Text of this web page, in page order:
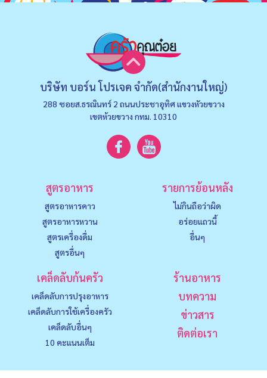
บริษัท บอร์น โปรเจค จำกัด(สำนักงานใหญ่)
288 ซอยส.ธรณินทร์ 2 ถนนประชาอุทิศ แขวงหัวยขวาง
เขตห้วยขวาง กทม. 10310
สูตรอาหาร
สูตรอาหารคาว
สูตรอาหารหวาน
สูตรเครื่องดื่ม
สูตรอื่นๆ
รายการย้อนหลัง
ไม่กินถือว่าผิด
อร่อยแถวนี้
อื่นๆ
เคล็ดลับก้นครัว
เคล็ดลับการปรุงอาหาร
เคล็ดลับการใช้เครื่องครัว
เคล็ดลับอื่นๆ
10 คะแนนเต็ม
ร้านอาหาร
บทความ
ข่าวสาร
ติดต่อเรา